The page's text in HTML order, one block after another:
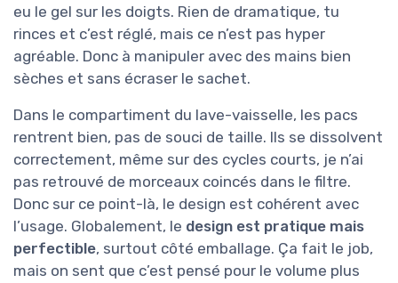
eu le gel sur les doigts. Rien de dramatique, tu
rinces et c’est réglé, mais ce n’est pas hyper
agréable. Donc à manipuler avec des mains bien
sèches et sans écraser le sachet.
Dans le compartiment du lave-vaisselle, les pacs
rentrent bien, pas de souci de taille. Ils se dissolvent
correctement, même sur des cycles courts, je n’ai
pas retrouvé de morceaux coincés dans le filtre.
Donc sur ce point-là, le design est cohérent avec
l’usage. Globalement, le design est pratique mais
perfectible, surtout côté emballage. Ça fait le job,
mais on sent que c’est pensé pour le volume plus